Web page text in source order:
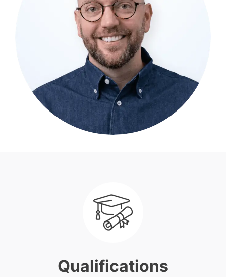
Qualifications